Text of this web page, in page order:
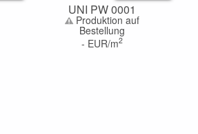
UNI PW 0001
Produktion auf
Bestellung
- EUR/m2